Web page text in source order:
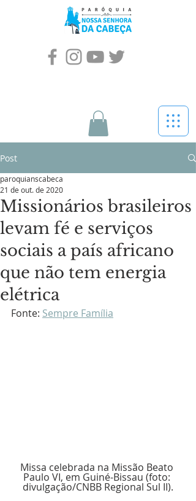
Post
Missionários brasileiros
levam fé e serviços
sociais a país africano
que não tem energia
elétrica
paroquianscabeca
21 de out. de 2020
Fonte: Sempre Família
Missa celebrada na Missão Beato
Paulo VI, em Guiné-Bissau (foto:
divulgação/CNBB Regional Sul II).